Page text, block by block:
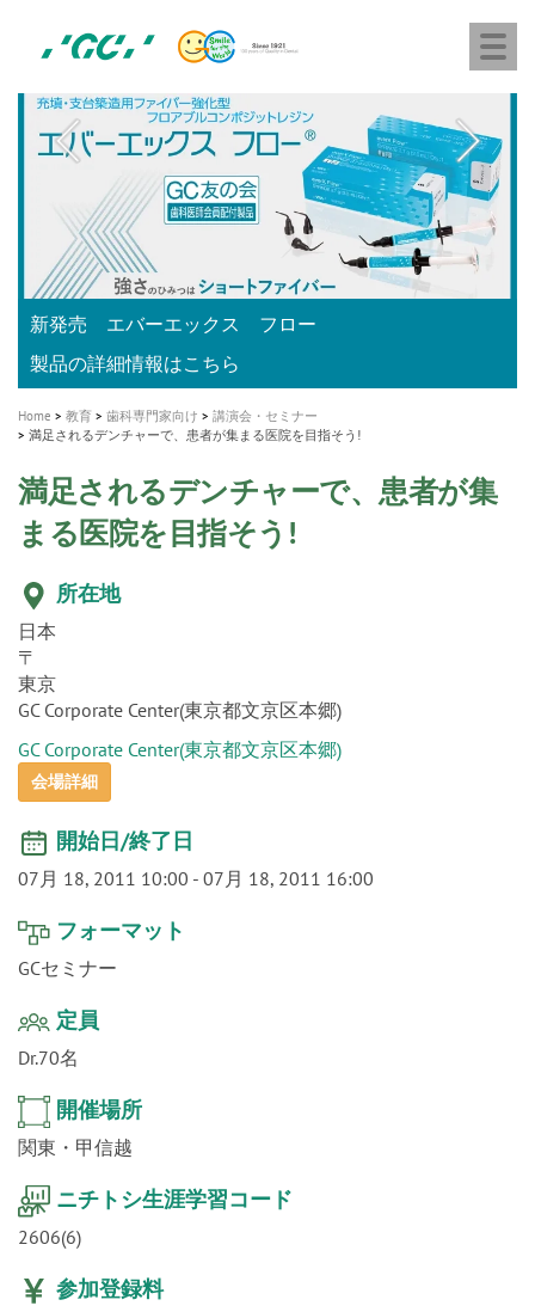
content
ジ
ー
シ
ー
A healthy smile greatly contributes to your quality of life
新発売 エバーエックス フロー
製品の詳細情報はこちら
「セラスマート テクノロジーブック」公開
「イニシャル LiSi（リジ）ブロック テクノロジーブッ
ク」公開
歯を内部まで白くする
医療ホワイトニング ティオン®
新製品 イオム ナゴミ for DH
専用サイトはこちら
新製品バキュクレーブ 118 / 318 Prime
製品の詳細情報はこちら
インプラント Aadva®
ショートインプラント新発売
GCグループ企業
Home 教育 歯科専門家向け
講演会・セミナー
満足されるデンチャーで、患者が集まる医院を目指そう!
満足されるデンチャーで、患者が集
まる医院を目指そう!
所在地
日本
〒
東京
GC Corporate Center(東京都文京区本郷)
GC Corporate Center(東京都文京区本郷)
会場詳細
開始日/終了日
07月 18, 2011 10:00 - 07月 18, 2011 16:00
フォーマット
GCセミナー
定員
Dr.70名
開催場所
関東・甲信越
ニチトシ生涯学習コード
2606(6)
参加登録料